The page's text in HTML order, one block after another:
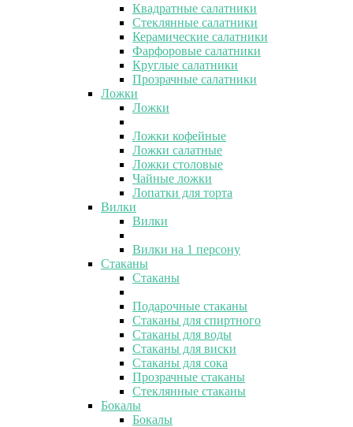
Квадратные салатники
Стеклянные салатники
Керамические салатники
Фарфоровые салатники
Круглые салатники
Прозрачные салатники
Ложки
Ложки
Ложки кофейные
Ложки салатные
Ложки столовые
Чайные ложки
Лопатки для торта
Вилки
Вилки
Вилки на 1 персону
Стаканы
Стаканы
Подарочные стаканы
Стаканы для спиртного
Стаканы для воды
Стаканы для виски
Стаканы для сока
Прозрачные стаканы
Стеклянные стаканы
Бокалы
Бокалы